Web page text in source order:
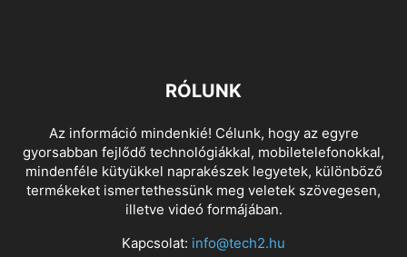
RÓLUNK
Az információ mindenkié! Célunk, hogy az egyre
gyorsabban fejlődő technológiákkal, mobiletelefonokkal,
mindenféle kütyükkel naprakészek legyetek, különböző
termékeket ismertethessünk meg veletek szövegesen,
illetve videó formájában.
Kapcsolat: info@tech2.hu